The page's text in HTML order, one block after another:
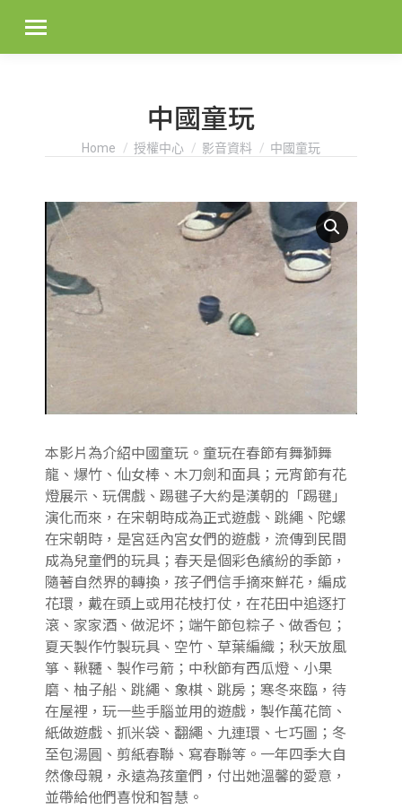
中國童玩
You are here:
Home 授權中心 影音資料 中國童玩
本影片為介紹中國童玩。童玩在春節有舞獅舞
龍、爆竹、仙女棒、木刀劍和面具；元宵節有花
燈展示、玩偶戲、踢毽子大約是漢朝的「踢毽」
演化而來，在宋朝時成為正式遊戲、跳繩、陀螺
在宋朝時，是宮廷內宮女們的遊戲，流傳到民間
成為兒童們的玩具；春天是個彩色繽紛的季節，
隨著自然界的轉換，孩子們信手摘來鮮花，編成
花環，戴在頭上或用花枝打仗，在花田中追逐打
滾、家家酒、做泥坏；端午節包粽子、做香包；
夏天製作竹製玩具、空竹、草葉編織；秋天放風
箏、鞦韆、製作弓箭；中秋節有西瓜燈、小果
磨、柚子船、跳繩、象棋、跳房；寒冬來臨，待
在屋裡，玩一些手腦並用的遊戲，製作萬花筒、
紙做遊戲、抓米袋、翻繩、九連環、七巧圖；冬
至包湯圓、剪紙春聯、寫春聯等。一年四季大自
然像母親，永遠為孩童們，付出她溫馨的愛意，
並帶給他們喜悅和智慧。